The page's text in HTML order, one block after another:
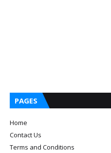
PAGES
Home
Contact Us
Terms and Conditions